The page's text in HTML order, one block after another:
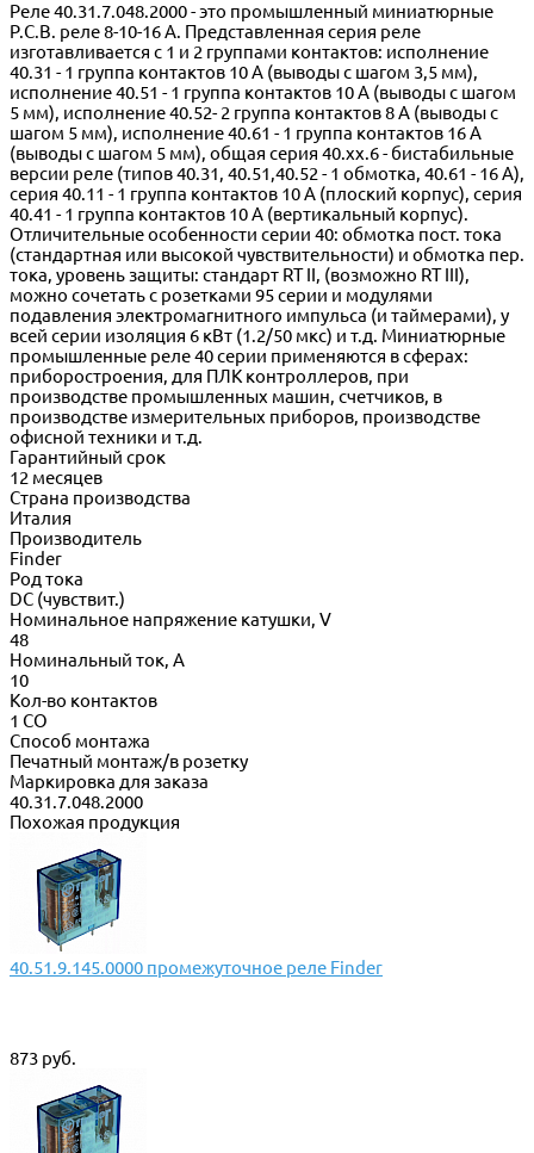
Реле 40.31.7.048.2000 - это промышленный миниатюрные
P.C.B. реле 8-10-16 A. Представленная серия реле
изготавливается с 1 и 2 группами контактов: исполнение
40.31 - 1 группа контактов 10 A (выводы с шагом 3,5 мм),
исполнение 40.51 - 1 группа контактов 10 A (выводы с шагом
5 мм), исполнение 40.52- 2 группа контактов 8 A (выводы с
шагом 5 мм), исполнение 40.61 - 1 группа контактов 16 A
(выводы с шагом 5 мм), общая серия 40.xx.6 - бистабильные
версии реле (типов 40.31, 40.51,40.52 - 1 обмотка, 40.61 - 16 А),
серия 40.11 - 1 группа контактов 10 A (плоский корпус), серия
40.41 - 1 группа контактов 10 A (вертикальный корпус).
Отличительные особенности серии 40: обмотка пост. тока
(стандартная или высокой чувствительности) и обмотка пер.
тока, уровень защиты: стандарт RT II, (возможно RT III),
можно сочетать с розетками 95 серии и модулями
подавления электромагнитного импульса (и таймерами), у
всей серии изоляция 6 кВт (1.2/50 мкс) и т.д. Миниатюрные
промышленные реле 40 серии применяются в сферах:
приборостроения, для ПЛК контроллеров, при
производстве промышленных машин, счетчиков, в
производстве измерительных приборов, производстве
офисной техники и т.д.
Гарантийный срок
12 месяцев
Страна производства
Италия
Производитель
Finder
Род тока
DC (чувствит.)
Номинальное напряжение катушки, V
48
Номинальный ток, А
10
Кол-во контактов
1 CO
Способ монтажа
Печатный монтаж/в розетку
Маркировка для заказа
40.31.7.048.2000
Похожая продукция
40.51.9.145.0000 промежуточное реле Finder
873 руб.